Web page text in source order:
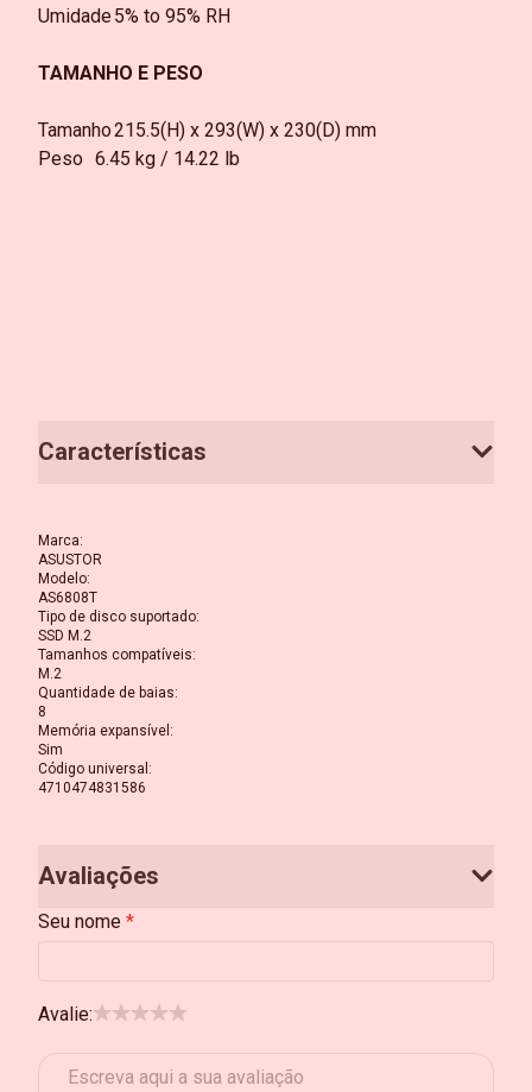
Umidade 5% to 95% RH
TAMANHO E PESO
Tamanho215.5(H) x 293(W) x 230(D) mm
Peso 6.45 kg / 14.22 lb
Características
Marca:
ASUSTOR
Modelo:
AS6808T
Tipo de disco suportado:
SSD M.2
Tamanhos compatíveis:
M.2
Quantidade de baias:
8
Memória expansível :
Sim
Código universal :
4710474831586
Avaliações
Seu nome
Avalie: